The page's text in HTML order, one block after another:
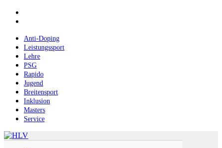
Skip
contentAnti-Doping
Leistungssport
Lehre
PSG
Rapido
Jugend
Breitensport
Inklusion
Masters
Service